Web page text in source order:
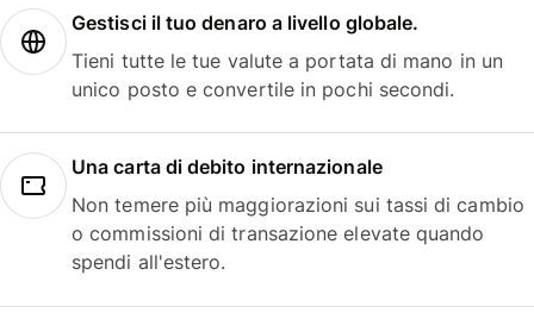
Gestisci il tuo denaro a livello globale.
Tieni tutte le tue valute a portata di mano in un
unico posto e convertile in pochi secondi.
Una carta di debito internazionale
Non temere più maggiorazioni sui tassi di cambio
o commissioni di transazione elevate quando
spendi all'estero.